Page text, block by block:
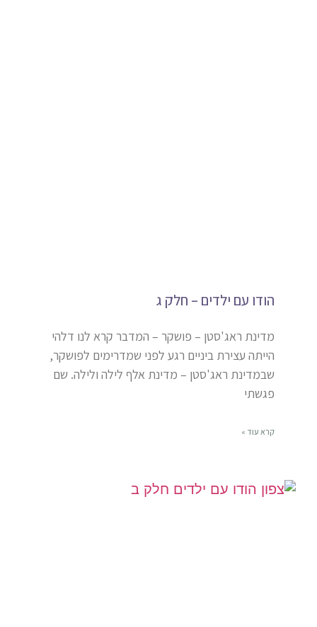
הודו עם ילדים – חלק ג
מדינת ראג'סטן – פושקר – המדבר קרא לנו דלהי
הייתה עצירת ביניים רגע לפני שמדרימים לפושקר,
שבמדינת ראג'סטן – מדינת אלף לילה ולילה. שם
פגשתי
קרא עוד »